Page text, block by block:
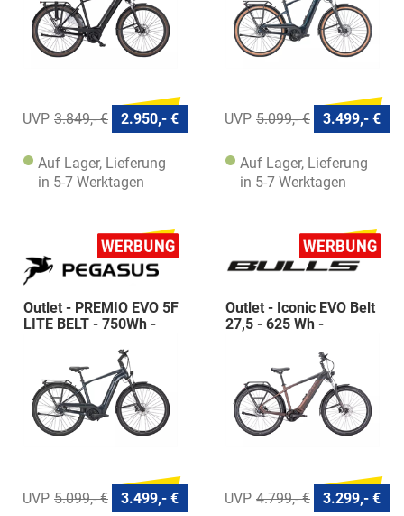
3.849,- € 2.950,- €
Auf Lager, Lieferung
in 5-7 Werktagen
5.099,- € 3.499,- €
Auf Lager, Lieferung
in 5-7 Werktagen
Outlet - PREMIO EVO 5F
LITE BELT - 750Wh -
5.099,- € 3.499,- €
Outlet - Iconic EVO Belt
27,5 - 625 Wh -
4.799,- € 3.299,- €